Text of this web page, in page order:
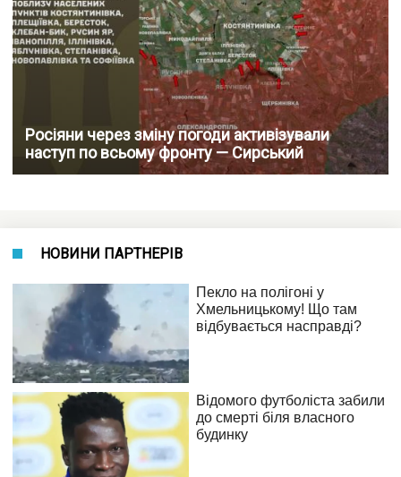
Росіяни через зміну погоди активізували
наступ по всьому фронту — Сирський
НОВИНИ ПАРТНЕРІВ